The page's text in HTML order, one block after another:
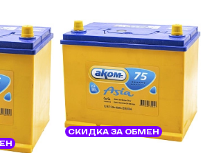
СКИДКА ЗА ОБМЕН